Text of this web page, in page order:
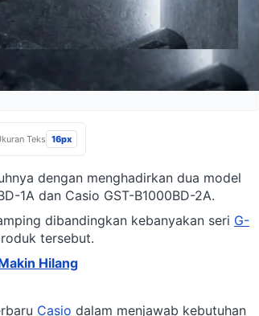
Teks 16px
dengan menghadirkan dua model
1A dan Casio GST-B1000BD-2A.
dibandingkan kebanyakan seri G-
tersebut.
Hilang
Casio dalam menjawab kebutuhan